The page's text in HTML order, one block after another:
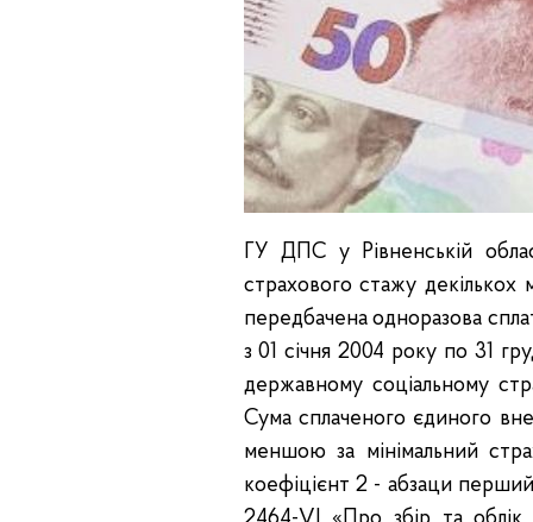
ГУ ДПС у Рівненській
страхового стажу декількох
передбачена одноразова
з 01 січня 2004 року по 31
державному соціальному
Сума сплаченого єдиного
меншою за мінімальний
коефіцієнт 2 - абзаци